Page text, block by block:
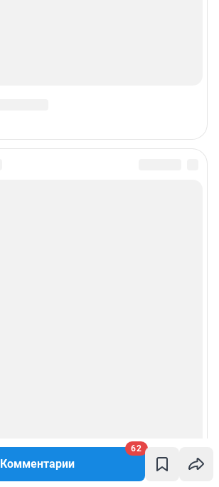
Комментарии
62